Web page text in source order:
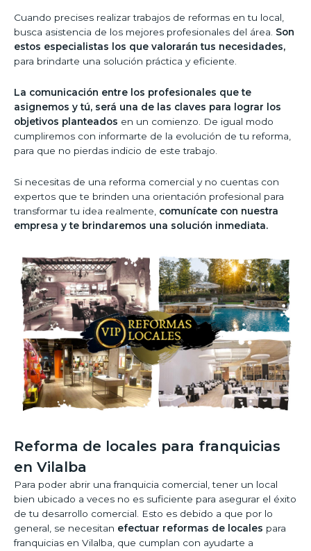
Cuando precises realizar trabajos de reformas en tu local,
busca asistencia de los mejores profesionales del área. Son
estos especialistas los que valorarán tus necesidades,
para brindarte una solución práctica y eficiente.
La comunicación entre los profesionales que te
asignemos y tú, será una de las claves para lograr los
objetivos planteados en un comienzo. De igual modo
cumpliremos con informarte de la evolución de tu reforma,
para que no pierdas indicio de este trabajo.
Si necesitas de una reforma comercial y no cuentas con
expertos que te brinden una orientación profesional para
transformar tu idea realmente, comunícate con nuestra
empresa y te brindaremos una solución inmediata.
Reforma de locales para franquicias
en Vilalba
Para poder abrir una franquicia comercial, tener un local
bien ubicado a veces no es suficiente para asegurar el éxito
de tu desarrollo comercial. Esto es debido a que por lo
general, se necesitan efectuar reformas de locales para
franquicias en Vilalba, que cumplan con ayudarte a